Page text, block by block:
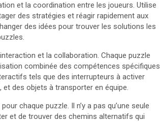
et la coordination entre les joueurs. Utilise
des stratégies et réagir rapidement aux
des idées pour trouver les solutions les
et la collaboration. Chaque puzzle
combinée des compétences spécifiques
tels que des interrupteurs à activer
des objets à transporter en équipe.
chaque puzzle. Il n’y a pas qu’une seule
et de trouver des chemins alternatifs qui